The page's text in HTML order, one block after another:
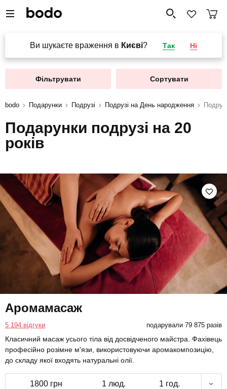
Ви шукаєте враження в Києві? Так Ні
Фільтрувати Сортувати
bodo Подарунки Подрузі Подрузі на День народження
Подарунки подрузі на 20
років
Аромамасаж
5 194 відгуки подарували 79 875 разів
Класичний масаж усього тіла від досвідченого майстра. Фахівець
професійно розімне м'язи, використовуючи аромакомпозицію,
до складу якої входять натуральні олії.
1800 грн 1 люд. 1 год.